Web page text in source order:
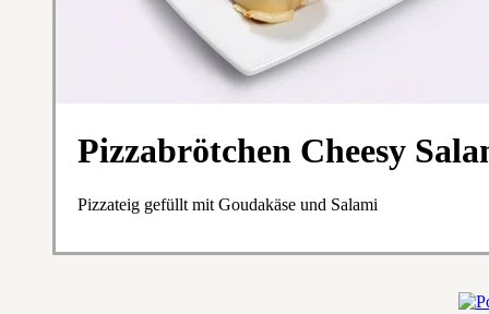
Pizzabrötchen Cheesy
Pizzateig gefüllt mit Goudakäse und Salami